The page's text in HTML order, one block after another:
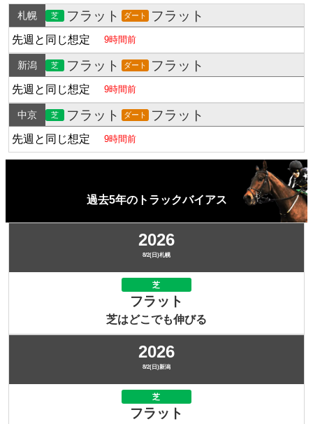
札幌 芝 フラット ダート フラット
先週と同じ想定 9時間前
新潟 芝 フラット ダート フラット
先週と同じ想定 9時間前
中京 芝 フラット ダート フラット
先週と同じ想定 9時間前
過去5年のトラックバイアス
2026
8/2(日)札幌
芝
フラット
芝はどこでも伸びる
2026
8/2(日)新潟
芝
フラット